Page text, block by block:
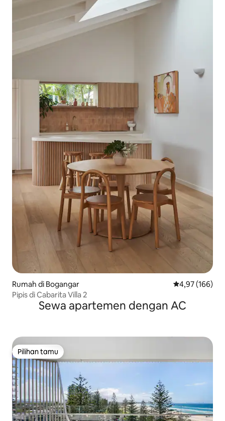
Rumah di Bogangar Nilai rata-rata
4,97 (166)
Pipis di Cabarita Villa 2
Sewa apartemen dengan AC
Pilihan tamu
Pilihan tamu